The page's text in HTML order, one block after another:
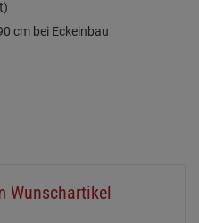
cm bei Eckeinbau
Wunschartikel